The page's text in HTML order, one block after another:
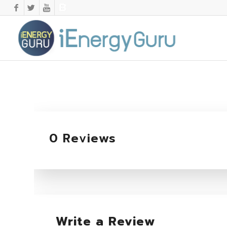
0 Reviews
Write a Review